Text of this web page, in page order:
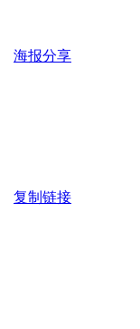
海报分享
复制链接